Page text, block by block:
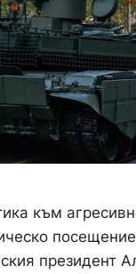
към
президент